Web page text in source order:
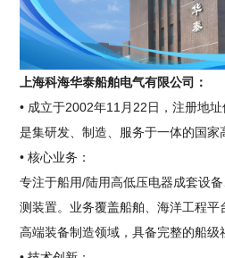
上海科海华泰船舶电气有限公司：
• 成立于2002年11月22日，注册地
是集研发、制造、服务于一体的国家
• 核心业务：
专注于船用/陆用高低压电器成套设
测装置。业务覆盖船舶、海洋工程
高端装备制造领域，具备完整的船级